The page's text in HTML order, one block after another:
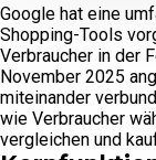
Google hat eine
Shopping-Tools
Verbraucher in der
November 2025
miteinander
wie Verbraucher
vergleichen und